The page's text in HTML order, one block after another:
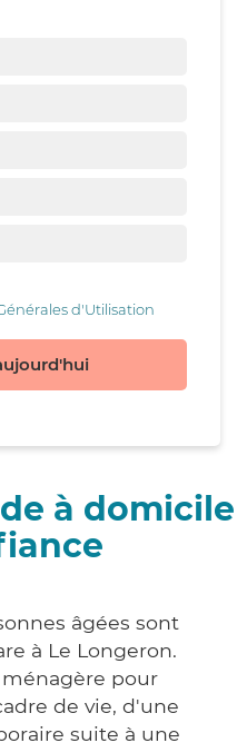
d'Utilisation
à domicile
âgées sont
à Le Longeron.
pour
de vie, d'une
suite à une